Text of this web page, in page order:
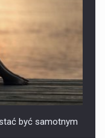
być samotnym